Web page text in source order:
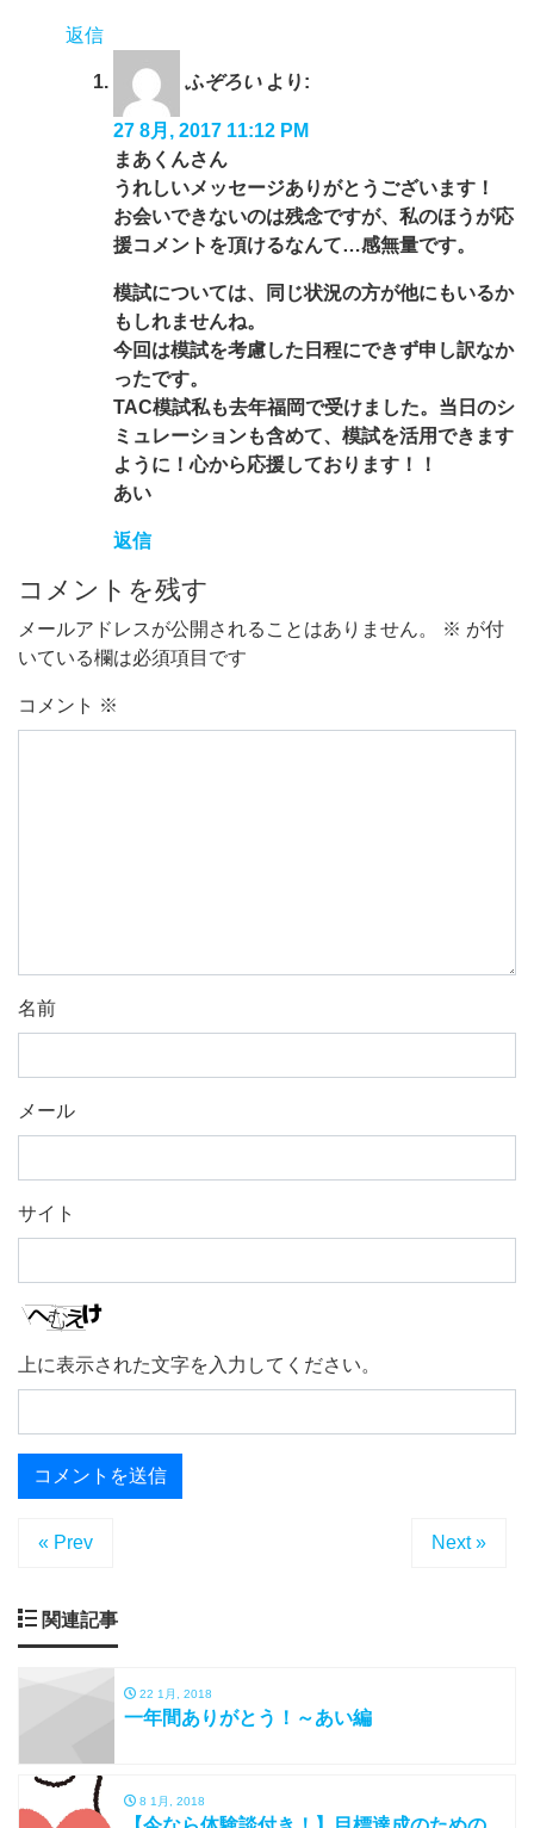
返信
ふぞろい より:
27 8月, 2017 11:12 PM
まあくんさん
うれしいメッセージありがとうございます！
お会いできないのは残念ですが、私のほうが応
援コメントを頂けるなんて…感無量です。
模試については、同じ状況の方が他にもいるか
もしれませんね。
今回は模試を考慮した日程にできず申し訳なか
ったです。
TAC模試私も去年福岡で受けました。当日のシ
ミュレーションも含めて、模試を活用できます
ように！心から応援しております！！
あい
返信
コメントを残す
メールアドレスが公開されることはありません。 ※ が付
いている欄は必須項目です
コメント ※
名前
メール
サイト
上に表示された文字を入力してください。
« Prev Next »
関連記事
22 1月, 2018
一年間ありがとう！～あい編
8 1月, 2018